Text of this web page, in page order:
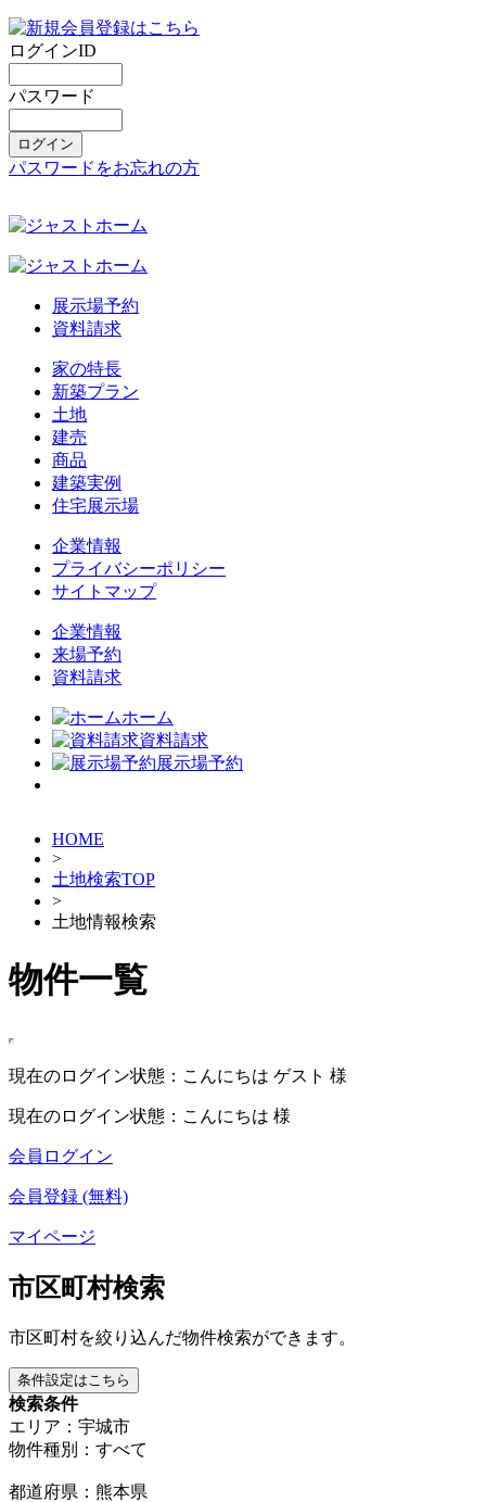
ログインID
パスワード
パスワードをお忘れの方
展示場予約
資料請求
家の特長
新築プラン
土地
建売
商品
建築実例
住宅展示場
企業情報
プライバシーポリシー
サイトマップ
企業情報
来場予約
資料請求
ホーム
資料請求
展示場予約
HOME
>
土地検索TOP
>
土地情報検索
物件一覧
現在のログイン状態：こんにちは ゲスト 様
現在のログイン状態：こんにちは 様
会員ログイン
会員登録 (無料)
マイページ
市区町村検索
市区町村を絞り込んだ物件検索ができます。
条件設定はこちら
検索条件
エリア：宇城市
物件種別：すべて
都道府県：熊本県